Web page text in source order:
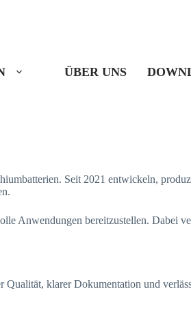
ÜBER UNS
Seit 2021 entwickeln,
Anwendungen bereitzustellen. Dabei
klarer Dokumentation und